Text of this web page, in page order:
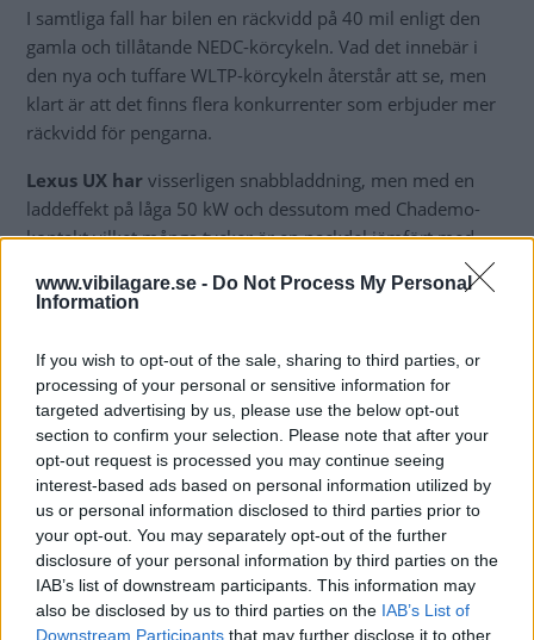
www.vibilagare.se - Do Not Process My Personal
Information
If you wish to opt-out of the sale, sharing to third parties, or
processing of your personal or sensitive information for
targeted advertising by us, please use the below opt-out
section to confirm your selection. Please note that after your
opt-out request is processed you may continue seeing
interest-based ads based on personal information utilized by
us or personal information disclosed to third parties prior to
your opt-out. You may separately opt-out of the further
disclosure of your personal information by third parties on the
IAB’s list of downstream participants. This information may
also be disclosed by us to third parties on the IAB’s List of
Downstream Participants that may further disclose it to other
I samtliga fall har bilen en räckvidd på 40 mil enligt den
gamla och tillåtande NEDC-körcykeln. Vad det innebär i
den nya och tuffare WLTP-körcykeln återstår att se, men
klart är att det finns flera konkurrenter som erbjuder mer
räckvidd för pengarna.
Lexus UX har visserligen snabbladdning, men med en
laddeffekt på låga 50 kW och dessutom med Chademo-
kontakt vilket många tycker är en nackdel jämfört med
Lexus har några av bilvärldens mest lojala köpare, och det
sälja i Sverige. Lexus har tidigare lockat med enovanligt
generös batterigaranti
som försäljningsargument: upp
till 100 000 mil.
Läs också: ”Självladdande” hybrid fortfarande inte
vilseledande
MISSA INTE KOMMANDE ARTIKLAR OM
ELBILAR